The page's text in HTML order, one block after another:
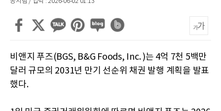
비앤지 푸즈(BGS, B&G Foods, Inc. )는 4억 7천 5백만
달러 규모의 2031년 만기 선순위 채권 발행 계획을 발표
했다.